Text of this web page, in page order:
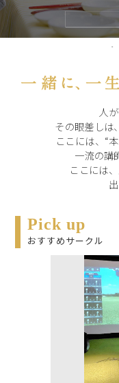
人
その眼差しは
ここには、“
一流の講
ここには
Pick up
おすすめサークル